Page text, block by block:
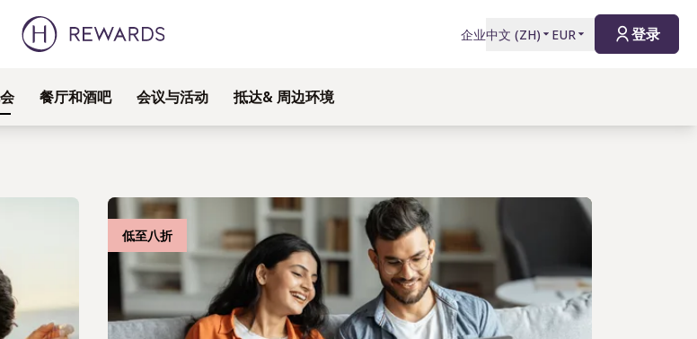
企业中文 (ZH) EUR 登录
餐厅和酒吧 会议与活动 抵达& 周边环境
低至八折